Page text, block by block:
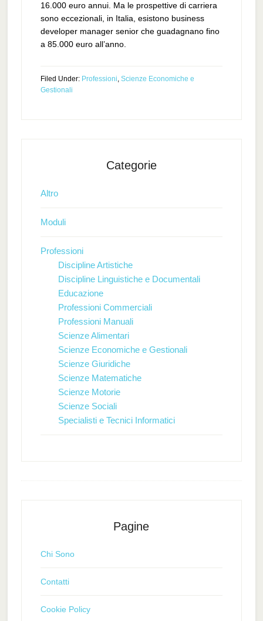
16.000 euro annui. Ma le prospettive di carriera
sono eccezionali, in Italia, esistono business
developer manager senior che guadagnano fino
a 85.000 euro all’anno.
Filed Under: Professioni, Scienze Economiche e
Gestionali
Categorie
Altro
Moduli
Professioni
Discipline Artistiche
Discipline Linguistiche e Documentali
Educazione
Professioni Commerciali
Professioni Manuali
Scienze Alimentari
Scienze Economiche e Gestionali
Scienze Giuridiche
Scienze Matematiche
Scienze Motorie
Scienze Sociali
Specialisti e Tecnici Informatici
Pagine
Chi Sono
Contatti
Cookie Policy